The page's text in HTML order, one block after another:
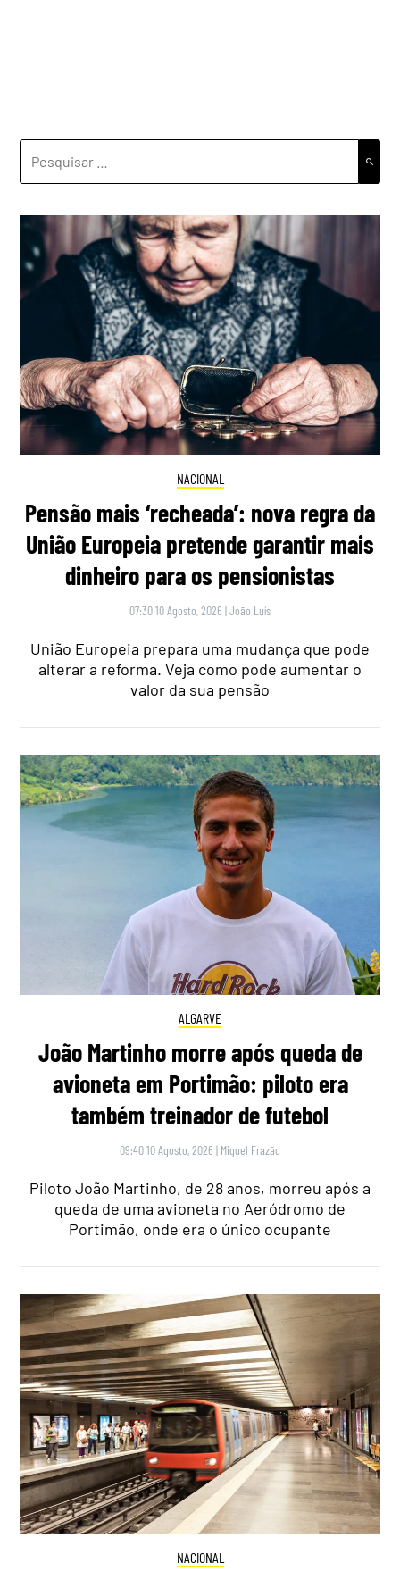
POR:
NACIONAL
Pensão mais ‘recheada’: nova regra da
União Europeia pretende garantir mais
dinheiro para os pensionistas
07:30 10 Agosto, 2026 |João Luís
União Europeia prepara uma mudança que pode
alterar a reforma. Veja como pode aumentar o
valor da sua pensão
ALGARVE
João Martinho morre após queda de
avioneta em Portimão: piloto era
também treinador de futebol
09:40 10 Agosto, 2026 | Miguel Frazão
Piloto João Martinho, de 28 anos, morreu após a
queda de uma avioneta no Aeródromo de
Portimão, onde era o único ocupante
NACIONAL